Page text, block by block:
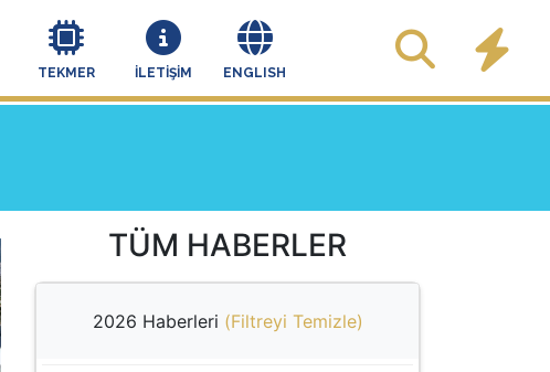
TEKMER İLETİŞİM ENGLISH
TÜM HABERLER
2026 Haberleri (Filtreyi Temizle)